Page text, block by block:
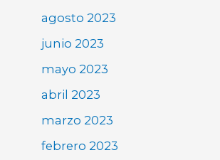
agosto 2023
junio 2023
mayo 2023
abril 2023
marzo 2023
febrero 2023